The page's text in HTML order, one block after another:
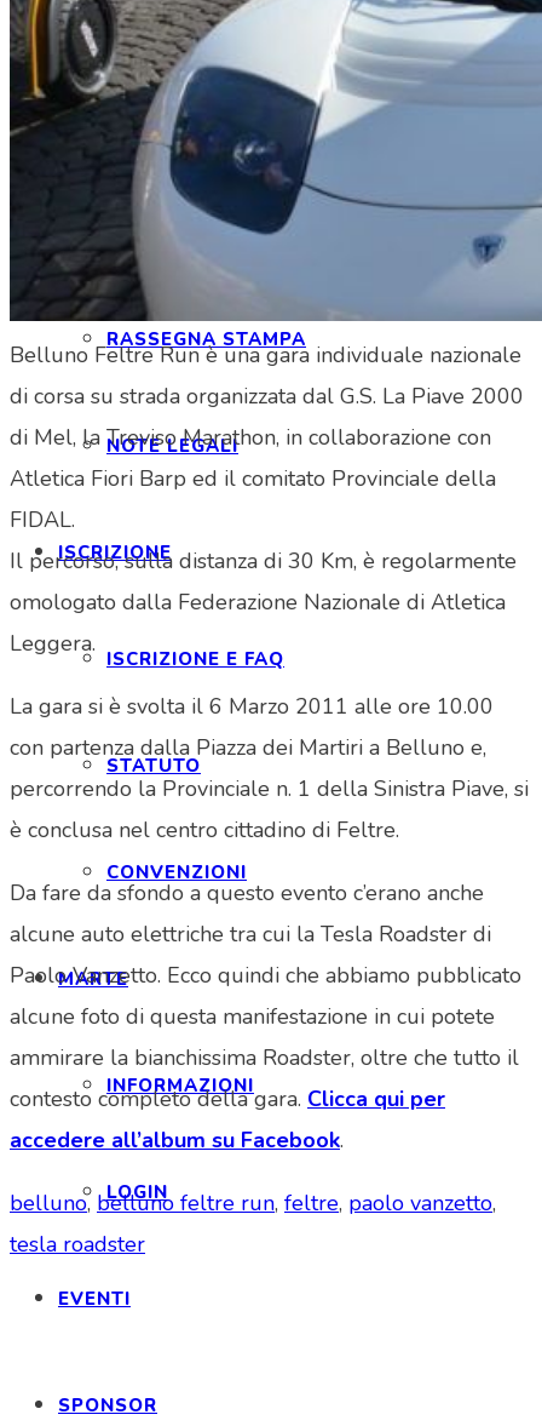
DICONO DI NOI
DICONO DI TESLA
NEWSLETTER
RASSEGNA STAMPA
NOTE LEGALI
ISCRIZIONE
ISCRIZIONE E FAQ
STATUTO
CONVENZIONI
MARTE
INFORMAZIONI
LOGIN
EVENTI
SPONSOR
Belluno Feltre Run è una gara individuale nazionale
di corsa su strada organizzata dal G.S. La Piave 2000
di Mel, la Treviso Marathon, in collaborazione con
Atletica Fiori Barp ed il comitato Provinciale della
FIDAL.
Il percorso, sulla distanza di 30 Km, è regolarmente
omologato dalla Federazione Nazionale di Atletica
Leggera.
La gara si è svolta il 6 Marzo 2011 alle ore 10.00
con partenza dalla Piazza dei Martiri a Belluno e,
percorrendo la Provinciale n. 1 della Sinistra Piave, si
è conclusa nel centro cittadino di Feltre.
Da fare da sfondo a questo evento c’erano anche
alcune auto elettriche tra cui la Tesla Roadster di
Paolo Vanzetto. Ecco quindi che abbiamo pubblicato
alcune foto di questa manifestazione in cui potete
ammirare la bianchissima Roadster, oltre che tutto il
contesto completo della gara. Clicca qui per
accedere all’album su Facebook.
belluno, belluno feltre run, feltre, paolo vanzetto,
tesla roadster